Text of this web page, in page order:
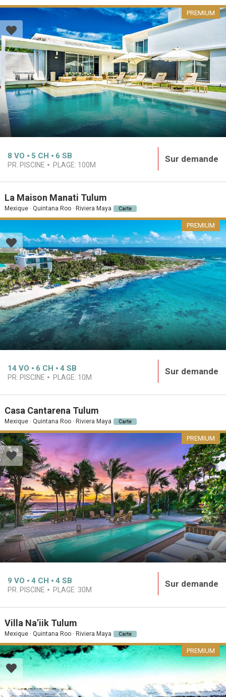
PREMIUM
8 VO 5 CH 6 SB
PR. PISCINE PLAGE: 100M
Sur demande
La Maison Manati Tulum
Mexique · Quintana Roo · Riviera Maya Carte
PREMIUM
14 VO 6 CH 4 SB
PR. PISCINE PLAGE: 10M
Sur demande
Casa Cantarena Tulum
Mexique · Quintana Roo · Riviera Maya Carte
PREMIUM
9 VO 4 CH 4 SB
PR. PISCINE PLAGE: 30M
Sur demande
Villa Na’iik Tulum
Mexique · Quintana Roo · Riviera Maya Carte
PREMIUM